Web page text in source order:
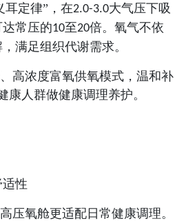
定律”， 在2.0-3.0大气压下吸
常压的10至20倍。氧气不依
满足组织代谢需求。
高浓度富氧供氧模式，温和补
人群做健康调理养护。
性
压氧舱更适配日常健康调理。